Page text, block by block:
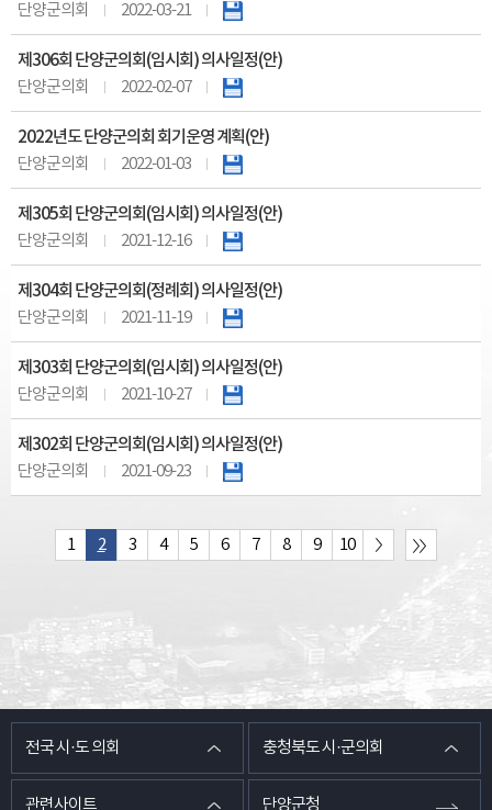
단양군의회 2022-03-21
제306회 단양군의회(임시회) 의사일정(안)
단양군의회 2022-02-07
2022년도 단양군의회 회기운영 계획(안)
단양군의회 2022-01-03
제305회 단양군의회(임시회) 의사일정(안)
단양군의회 2021-12-16
제304회 단양군의회(정례회) 의사일정(안)
단양군의회 2021-11-19
제303회 단양군의회(임시회) 의사일정(안)
단양군의회 2021-10-27
제302회 단양군의회(임시회) 의사일정(안)
단양군의회 2021-09-23
1 2 3 4 5 6 7 8 9 10
전국 시·도 의회 충청북도 시·군의회
관련사이트 단양군청